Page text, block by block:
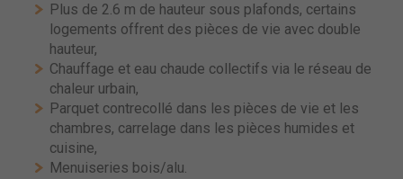
Plus de 2.6 m de hauteur sous plafonds, certains
logements offrent des pièces de vie avec double
hauteur,
Chauffage et eau chaude collectifs via le réseau de
chaleur urbain,
Parquet contrecollé dans les pièces de vie et les
chambres, carrelage dans les pièces humides et
cuisine,
Menuiseries bois/alu.